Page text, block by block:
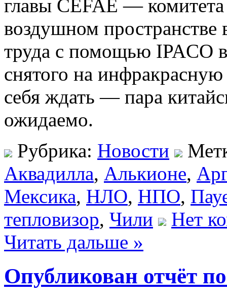
главы CEFAE —
воздушном пространстве
труда с помощью IPACO
снятого на инфракрасную
себя ждать — пара
ожидаемо.
Рубрика: Новости
Аквадилла, Алькионе,
Мексика, НЛО, НПО,
тепловизор, Чили
Нет
Читать дальше »
Опубликован отчёт